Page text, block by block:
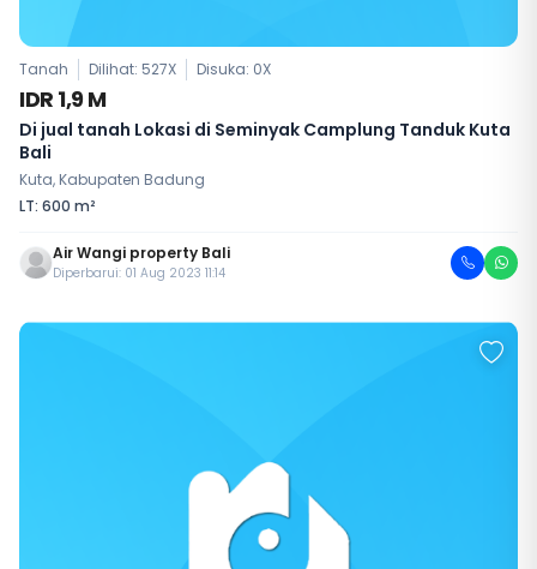
Tanah Dilihat: 527X Disuka: 0X
IDR 1,9 M
Di jual tanah Lokasi di Seminyak Camplung Tanduk Kuta
Bali
Kuta, Kabupaten Badung
LT: 600 m²
Air Wangi property Bali
Diperbarui: 01 Aug 2023 11:14